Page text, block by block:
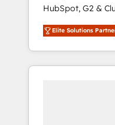
HubSpot, G2 &
Certified Experts
★ 1,500+
continents ★ AI-
Onboarding
Elite Solutions